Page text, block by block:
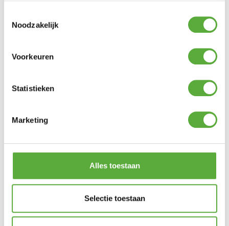
Noodzakelijk
Voorkeuren
Statistieken
Marketing
Alles toestaan
Selectie toestaan
Durasonic 10 stuks AAA Alkaline Batterij
2x LED dinerkaars taupe 23cm + afstandsbediening
€12,95